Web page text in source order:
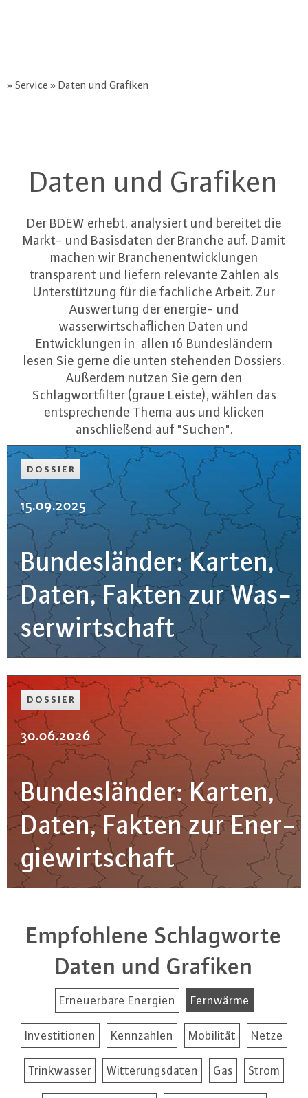
Service Daten und Grafiken
Daten und Grafiken
Der BDEW erhebt, analysiert und bereitet die
Markt- und Basisdaten der Branche auf. Damit
machen wir Branchenentwicklungen
transparent und liefern relevante Zahlen als
Unterstützung für die fachliche Arbeit. Zur
Auswertung der energie- und
wasserwirtschaflichen Daten und
Entwicklungen in allen 16 Bundesländern
lesen Sie gerne die unten stehenden Dossiers.
Außerdem nutzen Sie gern den
Schlagwortfilter (graue Leiste), wählen das
entsprechende Thema aus und klicken
anschließend auf "Suchen".
DOSSIER
15.09.2025
Bun­des­län­der: Karten,
Daten, Fakten zur Was­
ser­wirt­schaft
DOSSIER
30.06.2026
Bun­des­län­der: Karten,
Daten, Fakten zur En­er­
gie­wirt­schaft
Empfohlene Schlagworte
Daten und Grafiken
Erneuerbare Energien Fernwärme
Investitionen Kennzahlen Mobilität Netze
Trinkwasser Witterungsdaten Gas Strom